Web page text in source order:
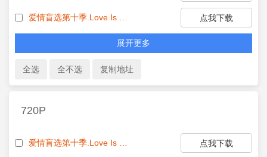
点我下载
展开更多
720P
点我下载